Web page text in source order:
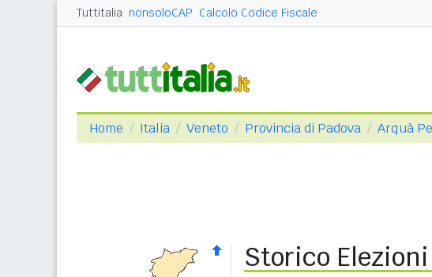
Tuttitalia nonsoloCAP Calcolo Codice Fiscale
Home Italia Veneto Provincia di Padova Arquà
Storico